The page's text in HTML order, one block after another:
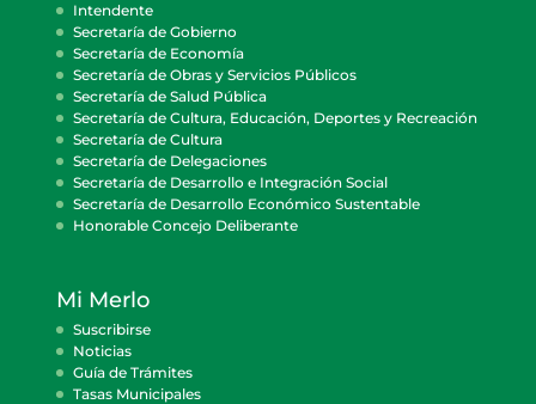
Intendente
Secretaría de Gobierno
Secretaría de Economía
Secretaría de Obras y Servicios Públicos
Secretaría de Salud Pública
Secretaría de Cultura, Educación, Deportes y Recreación
Secretaría de Cultura
Secretaría de Delegaciones
Secretaría de Desarrollo e Integración Social
Secretaría de Desarrollo Económico Sustentable
Honorable Concejo Deliberante
Mi Merlo
Suscribirse
Noticias
Guía de Trámites
Tasas Municipales